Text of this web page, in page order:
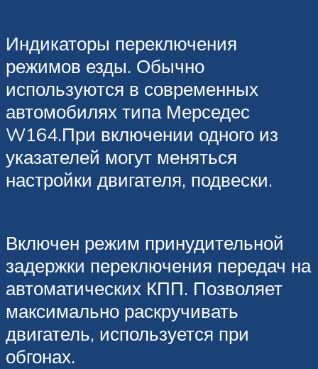
Индикаторы переключения
режимов езды. Обычно
используются в современных
автомобилях типа Мерседес
W164.При включении одного из
указателей могут меняться
настройки двигателя, подвески.
Включен режим принудительной
задержки переключения передач на
автоматических КПП. Позволяет
максимально раскручивать
двигатель, используется при
обгонах.